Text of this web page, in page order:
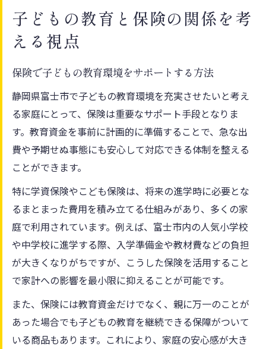
子どもの教育と保険の関係を考
える視点
保険で子どもの教育環境をサポートする方法
静岡県富士市で子どもの教育環境を充実させたいと考え
る家庭にとって、保険は重要なサポート手段となりま
す。教育資金を事前に計画的に準備することで、急な出
費や予期せぬ事態にも安心して対応できる体制を整える
ことができます。
特に学資保険やこども保険は、将来の進学時に必要とな
るまとまった費用を積み立てる仕組みがあり、多くの家
庭で利用されています。例えば、富士市内の人気小学校
や中学校に進学する際、入学準備金や教材費などの負担
が大きくなりがちですが、こうした保険を活用すること
で家計への影響を最小限に抑えることが可能です。
また、保険には教育資金だけでなく、親に万一のことが
あった場合でも子どもの教育を継続できる保障がついて
いる商品もあります。これにより、家庭の安心感が大き